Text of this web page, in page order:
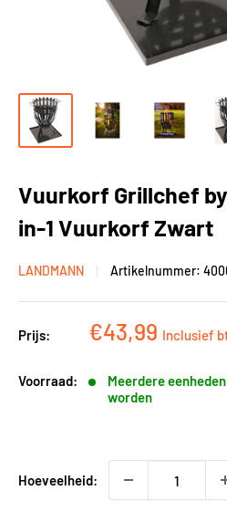
Vuurkorf Grillchef
in-1 Vuurkorf Zwart
LANDMANN Artikelnummer:
Prijs: Kortingsprijs
€43,99 Inclusief
Voorraad:
Meerdere
worden
Hoeveelheid: